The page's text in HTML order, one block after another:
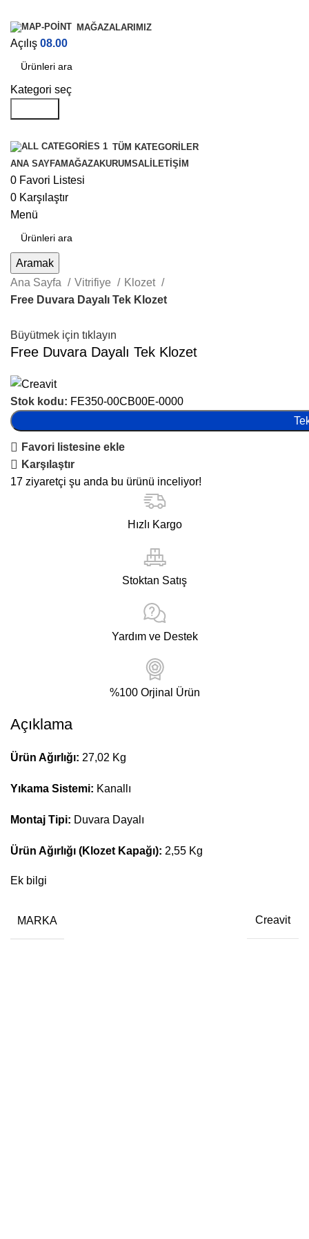
MAĞAZALARIMIZ
Açılış 08.00
Kategori seç
TÜM KATEGORILER
ANA SAYFAMAĞAZAKURUMSAL İLETIŞIM
0 Favori Listesi
0 Karşılaştır
Menü
Aramak
Ana Sayfa
Vitrifiye
Klozet
Free Duvara Dayalı Tek Klozet
Büyütmek için tıklayın
Free Duvara Dayalı Tek Klozet
Stok kodu: FE350-00CB00E-0000
Favori listesine ekle
Karşılaştır
17 ziyaretçi şu anda bu ürünü inceliyor!
Hızlı Kargo
Stoktan Satış
Yardım ve Destek
%100 Orjinal Ürün
Açıklama
Ürün Ağırlığı: 27,02 Kg
Yıkama Sistemi: Kanallı
Montaj Tipi: Duvara Dayalı
Ürün Ağırlığı (Klozet Kapağı): 2,55 Kg
Ek bilgi
MARKA Creavit